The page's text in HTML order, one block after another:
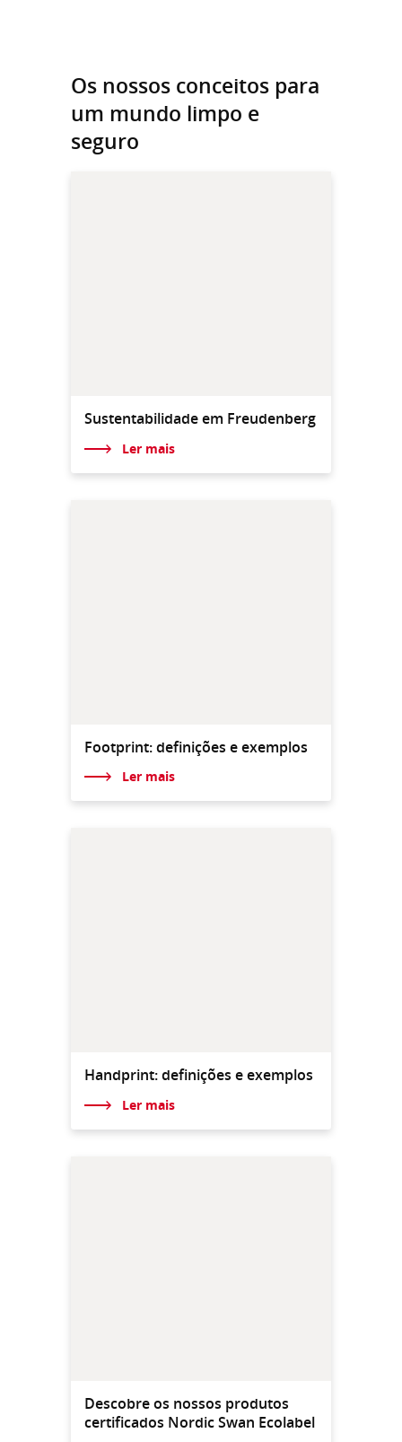
Os nossos conceitos para
um mundo limpo e
seguro
Sustentabilidade em Freudenberg
Ler mais
Footprint: definições e exemplos
Ler mais
Handprint: definições e exemplos
Ler mais
Descobre os nossos produtos
certificados Nordic Swan Ecolabel